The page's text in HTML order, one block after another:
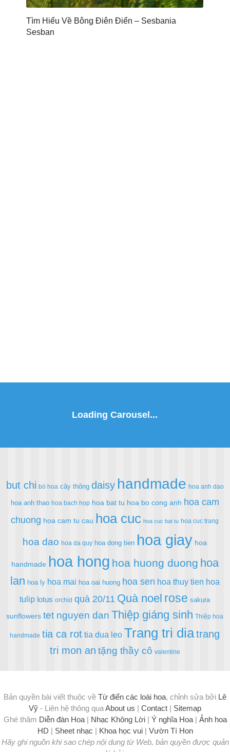
Tìm Hiểu Về Bông Điên Điển – Sesbania
Sesban
but chi bó hoa cây thông daisy handmade hoa anh dao
hoa anh thao hoa bach hop hoa bat tu hoa bo cong anh hoa cam
chuong hoa cam tu cau hoa cuc hoa cuc bat tu hoa cuc trang
hoa dao hoa da quy hoa dong tien hoa giay hoa
handmade hoa hong hoa huong duong hoa
lan hoa ly hoa mai hoa oai huong hoa sen hoa thuy tien hoa
tulip lotus orchid quà 20/11 Quà noel rose sakura
sunflowers tet nguyen dan Thiệp giáng sinh Thiệp hoa
handmade tia ca rot tia dua leo Trang tri diatrang
tri mon an tặng thầy cô valentine
Bản quyền bài viết thuộc về Từ điển các loài hoa, chỉnh sửa bởi Lê
Vỹ - Liên hệ thông quaAbout us | Contact | Sitemap
Ghé thăm Diễn đàn Hoa| Nhạc Không Lời| Ý nghĩa Hoa| Ảnh hoa
HD | Sheet nhạc | Khoa học vui| Vườn Tí Hon
Hãy ghi nguồn khi sao chép nội dung từ Web, bản quyền được quản